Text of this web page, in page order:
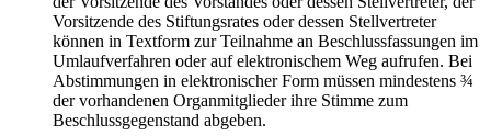
Vorsitzende des Stiftungsrates oder dessen Stellvertreter
können in Textform zur Teilnahme an Beschlussfassungen im
Umlaufverfahren oder auf elektronischem Weg aufrufen. Bei
Abstimmungen in elektronischer Form müssen mindestens ¾
der vorhandenen Organmitglieder ihre Stimme zum
Beschlussgegenstand abgeben.